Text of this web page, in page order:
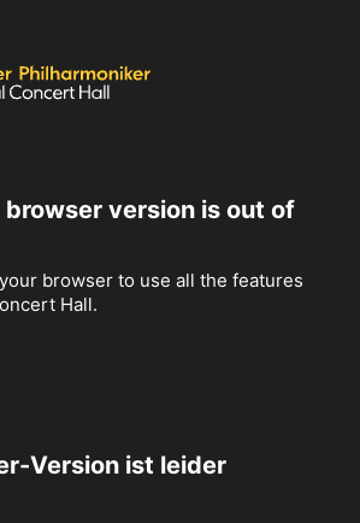
browser version is out of
browser to use all the features
Hall.
Version ist leider